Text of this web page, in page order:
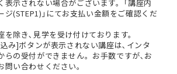
表示されない場合がございます。｢講座内
ジ(STEP1)｣にてお支払い金額をご確認くだ
を除き､見学を受け付けております。
み]ボタンが表示されない講座は､インタ
らの受付ができません。お手数ですが､お
問い合わせください。